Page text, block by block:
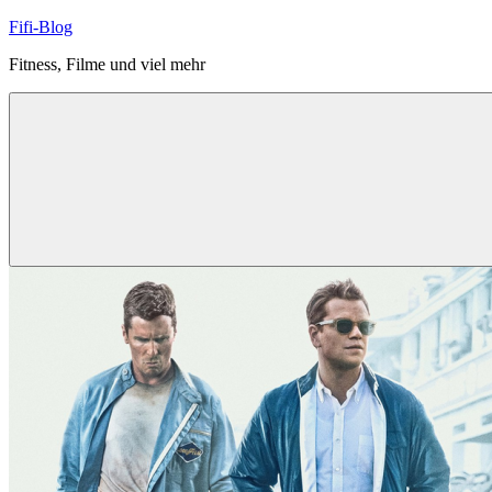
Zum
springen
Fifi-Blog
Fitness, Filme und viel mehr